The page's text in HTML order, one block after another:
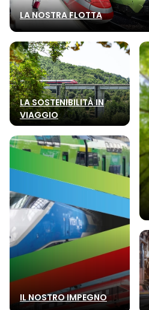
LA NOSTRA FLOTTA
LA SOSTENIBILITÀ IN
VIAGGIO
IL NOSTRO IMPEGNO